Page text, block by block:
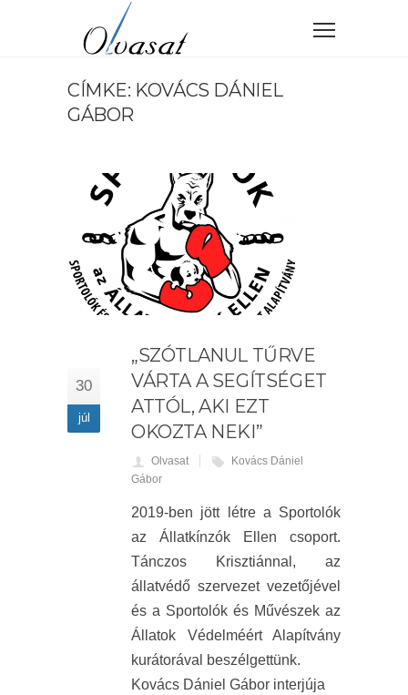
CÍMKE: KOVÁCS DÁNIEL
GÁBOR
30
júl
„SZÓTLANUL TŰRVE
VÁRTA A SEGÍTSÉGET
ATTÓL, AKI EZT
OKOZTA NEKI”
Olvasat
Kovács Dániel
Gábor
2019-ben jött létre a Sportolók
az Állatkínzók Ellen csoport.
Tánczos Krisztiánnal, az
állatvédő szervezet vezetőjével
és a Sportolók és Művészek az
Állatok Védelméért Alapítvány
kurátorával beszélgettünk.
Kovács Dániel Gábor interjúja